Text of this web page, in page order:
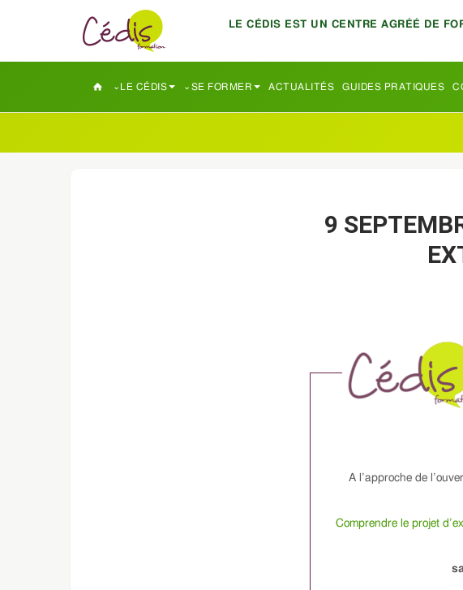
LE CÉDIS EST UN CENTRE AGRÉÉ DE
LE CÉDIS SE FORMER ACTUALITÉS GUIDES PRATIQUES
9
A l’approche de
Comprendre le projet